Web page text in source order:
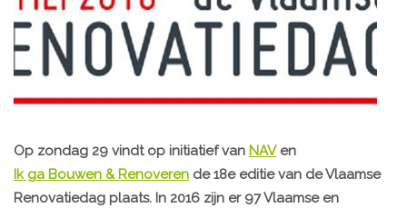
Op zondag 29 vindt op initiatief van NAVen
Ik ga Bouwen & Renoveren de 18e editie van de Vlaamse
Renovatiedag plaats. In 2016 zijn er 97 Vlaamse en